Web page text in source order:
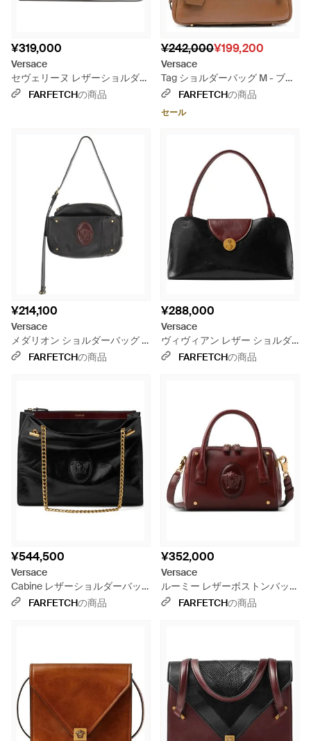
¥319,000
Versace
セヴェリーヌ レザーショルダー
バッグ - ホワイト
FARFETCHの商品
¥242,000¥199,200
Versace
Tag ショルダーバッグ M - ブラ
ウンFARFETCHの商品
セール
¥214,100
Versace
メダリオン ショルダーバッグ -
ブラックFARFETCHの商品
¥288,000
Versace
ヴィヴィアン レザー ショルダ
ーバッグ M - ブラック
FARFETCHの商品
¥544,500
Versace
Cabine レザーショルダーバッ
グ - ブラック
FARFETCHの商品
¥352,000
Versace
ルーミー レザーボストンバッグ
S - パープル
FARFETCHの商品